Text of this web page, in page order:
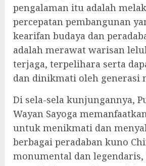
pengalaman itu adalah
percepatan pembangunan
kearifan budaya dan
adalah merawat warisan
terjaga, terpelihara serta
dan dinikmati oleh generasi
Di sela-sela kunjungannya,
Wayan Sayoga
untuk menikmati dan
berbagai peradaban kuno
monumental dan